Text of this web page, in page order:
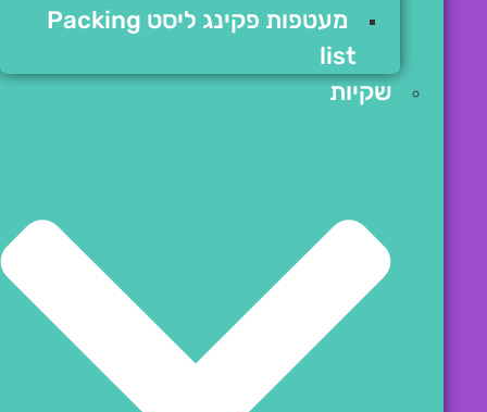
מעטפות פקינג ליסט Packing
list
שקיות